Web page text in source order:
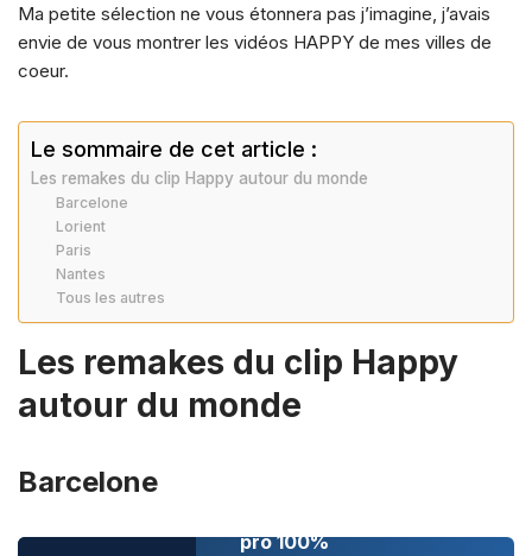
Ma petite sélection ne vous étonnera pas j’imagine, j’avais
envie de vous montrer les vidéos HAPPY de mes villes de
coeur.
Le sommaire de cet article :
Les remakes du clip Happy autour du monde
Barcelone
Lorient
Paris
Nantes
Tous les autres
Les remakes du clip Happy
autour du monde
Barcelone
pro 100%